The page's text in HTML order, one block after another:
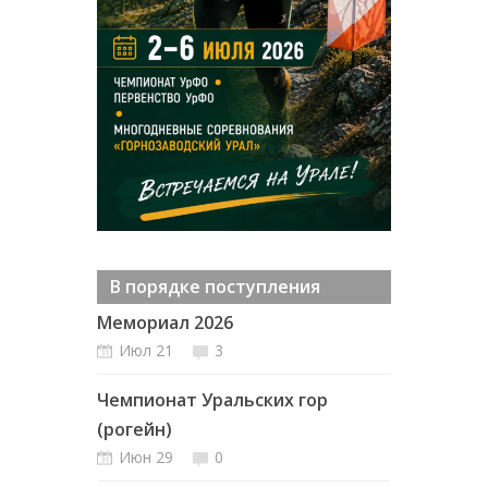
В порядке поступления
Мемориал 2026
Июл 21 3
Чемпионат Уральских гор
(рогейн)
Июн 29 0